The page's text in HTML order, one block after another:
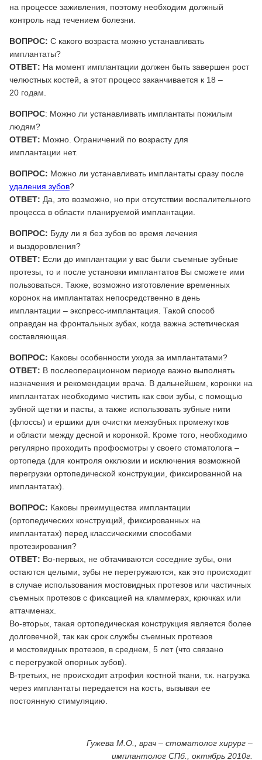
на процессе заживления, поэтому необходим должный
контроль над течением болезни.
ВОПРОС: С какого возраста можно устанавливать
имплантаты?
ОТВЕТ: На момент имплантации должен быть завершен рост
челюстных костей, а этот процесс заканчивается к 18 –
20 годам.
ВОПРОС: Можно ли устанавливать имплантаты пожилым
людям?
ОТВЕТ: Можно. Ограничений по возрасту для
имплантации нет.
ВОПРОС: Можно ли устанавливать имплантаты сразу после
удаления зубов?
ОТВЕТ: Да, это возможно, но при отсутствии воспалительного
процесса в области планируемой имплантации.
ВОПРОС: Буду ли я без зубов во время лечения
и выздоровления?
ОТВЕТ: Если до имплантации у вас были съемные зубные
протезы, то и после установки имплантатов Вы сможете ими
пользоваться. Также, возможно изготовление временных
коронок на имплантатах непосредственно в день
имплантации – экспресс-имплантация. Такой способ
оправдан на фронтальных зубах, когда важна эстетическая
составляющая.
ВОПРОС: Каковы особенности ухода за имплантатами?
ОТВЕТ: В послеоперационном периоде важно выполнять
назначения и рекомендации врача. В дальнейшем, коронки на
имплантатах необходимо чистить как свои зубы, с помощью
зубной щетки и пасты, а также использовать зубные нити
(флоссы) и ершики для очистки межзубных промежутков
и области между десной и коронкой. Кроме того, необходимо
регулярно проходить профосмотры у своего стоматолога –
ортопеда (для контроля окклюзии и исключения возможной
перегрузки ортопедической конструкции, фиксированной на
имплантатах).
ВОПРОС: Каковы преимущества имплантации
(ортопедических конструкций, фиксированных на
имплантатах) перед классическими способами
протезирования?
ОТВЕТ: Во-первых, не обтачиваются соседние зубы, они
остаются целыми, зубы не перегружаются, как это происходит
в случае использования мостовидных протезов или частичных
съемных протезов с фиксацией на кламмерах, крючках или
аттачменах.
Во-вторых, такая ортопедическая конструкция является более
долговечной, так как срок службы съемных протезов
и мостовидных протезов, в среднем, 5 лет (что связано
с перегрузкой опорных зубов).
В-третьих, не происходит атрофия костной ткани, т.к. нагрузка
через имплантаты передается на кость, вызывая ее
постоянную стимуляцию.
Гужева М.О., врач – стоматолог хирург –
имплантолог СПб., октябрь 2010г.